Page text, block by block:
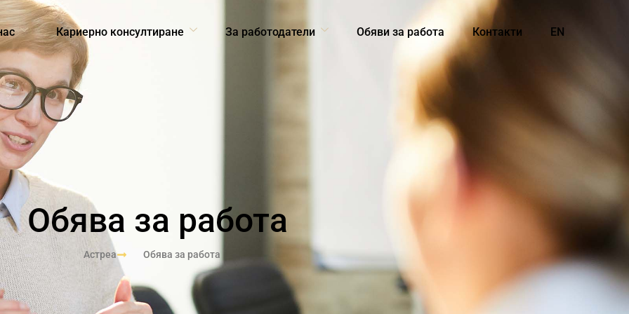
Кариерно консултиране За работодатели Обяви за работа Контакти EN
Обява за работа
Астреа Обява за работа